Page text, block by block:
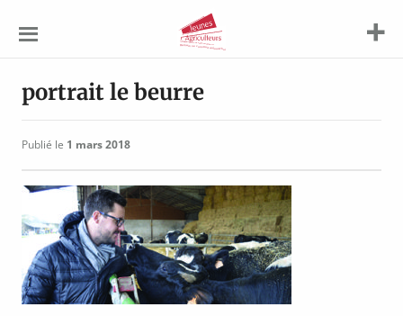
Agriculteurs
portrait le beurre
Publié le 1 mars 2018